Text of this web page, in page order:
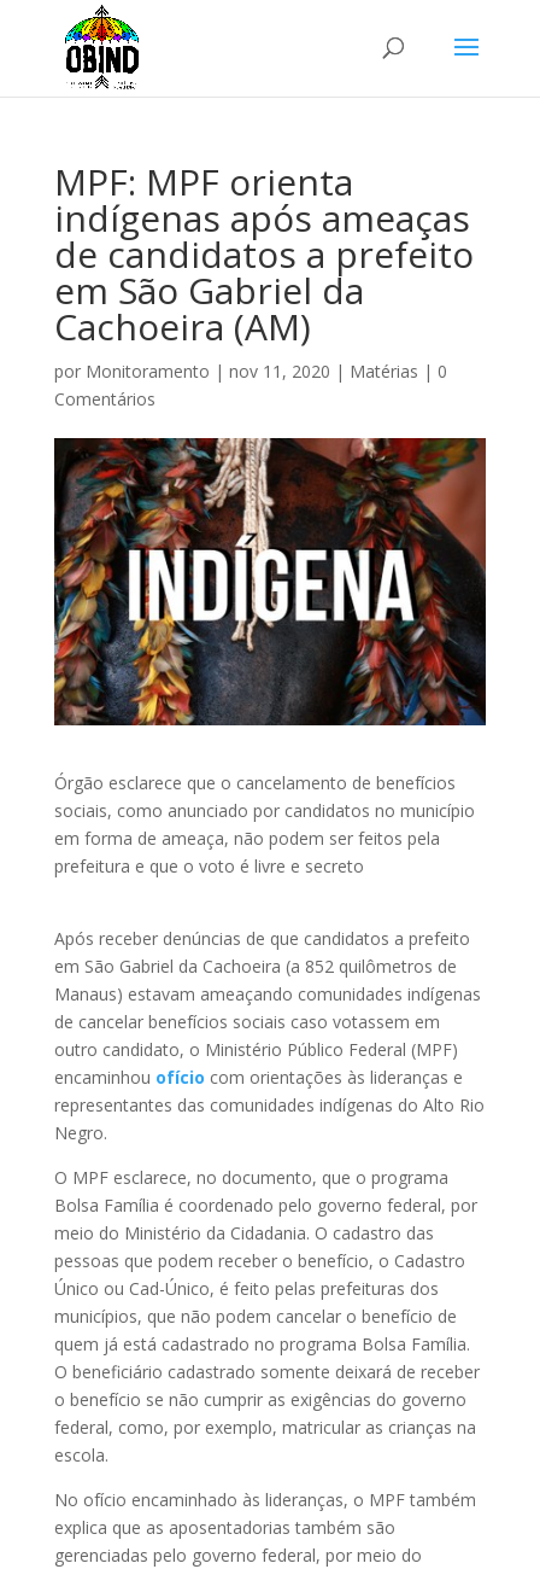
MPF: MPF orienta
indígenas após ameaças
de candidatos a prefeito
em São Gabriel da
Cachoeira (AM)
por Monitoramento | nov 11, 2020 | Matérias | 0
Comentários
Órgão esclarece que o cancelamento de benefícios
sociais, como anunciado por candidatos no município
em forma de ameaça, não podem ser feitos pela
prefeitura e que o voto é livre e secreto
Após receber denúncias de que candidatos a prefeito
em São Gabriel da Cachoeira (a 852 quilômetros de
Manaus) estavam ameaçando comunidades indígenas
de cancelar benefícios sociais caso votassem em
outro candidato, o Ministério Público Federal (MPF)
encaminhou ofício com orientações às lideranças e
representantes das comunidades indígenas do Alto Rio
Negro.
O MPF esclarece, no documento, que o programa
Bolsa Família é coordenado pelo governo federal, por
meio do Ministério da Cidadania. O cadastro das
pessoas que podem receber o benefício, o Cadastro
Único ou Cad-Único, é feito pelas prefeituras dos
municípios, que não podem cancelar o benefício de
quem já está cadastrado no programa Bolsa Família.
O beneficiário cadastrado somente deixará de receber
o benefício se não cumprir as exigências do governo
federal, como, por exemplo, matricular as crianças na
escola.
No ofício encaminhado às lideranças, o MPF também
explica que as aposentadorias também são
gerenciadas pelo governo federal, por meio do